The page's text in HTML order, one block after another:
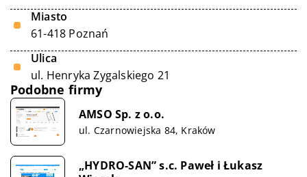
Miasto
61-418 Poznań
Ulica
ul. Henryka Zygalskiego 21
Podobne firmy
AMSO Sp. z o.o.
ul. Czarnowiejska 84, Kraków
„HYDRO-SAN” s.c. Paweł i Łukasz